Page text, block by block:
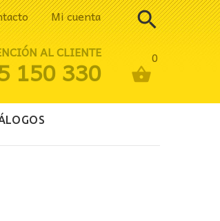
Mi cuenta
0
AL CLIENTE
150 330